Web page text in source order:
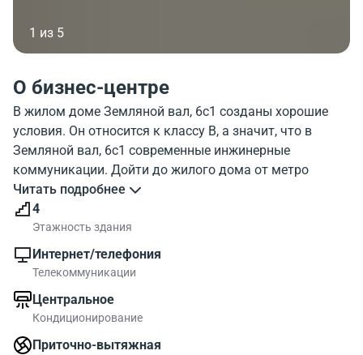
1 из 5
О бизнес-центре
В жилом доме Земляной вал, 6с1 созданы хорошие
условия. Он относится к классу B, а значит, что в
Земляной вал, 6с1 современные инжинерные
коммуникации. Дойти до жилого дома от метро
Курская можно достаточно быстро. Этажность
здания - 4 этажа. Можно воспользоваться паркингом.
Посмотрите фото жилого дома Zemlyanoy Val, 6b1. На
карте города отображено месторасположение
объекта. Земляной вал, 6с1 находится в районе с
В БЦ Земляной вал, 6с1 есть офисы площадью до
458.00 квадратных метров. Офисные помещения в
данном БЦ - подходящий выбор для московской
Читать подробнее
4
Этажность здания
Интернет/телефония
Телекоммуникации
Центральное
Кондиционирование
Приточно-вытяжная